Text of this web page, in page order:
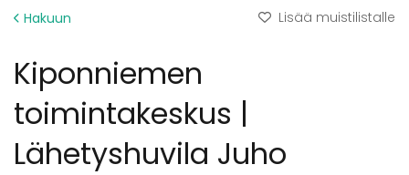
Ilmoita kohteesi
Hakuun Lisää muistilistalle
Kiponniemen
toimintakeskus |
Lähetyshuvila Juho